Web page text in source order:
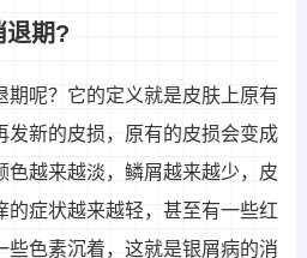
退期?
期呢？它的定义就是皮肤上原有
发新的皮损，原有的皮损会变成
色越来越淡，鳞屑越来越少，皮
的症状越来越轻，甚至有一些红
些色素沉着，这就是银屑病的消